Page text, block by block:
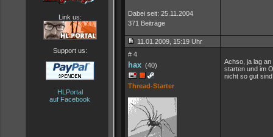
Link us:
Support us:
HLPortal
auf Facebook
Dabei seit: 25.11.2004
371 Beiträge
11.01.2009, 15:19 Uhr
# 4
hax (40)
Thread-Starter
Achso, ja lag
starten und im
nicht so gut